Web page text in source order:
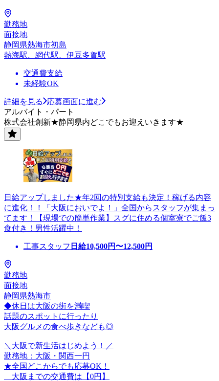
勤務地
面接地
静岡県熱海市初島
熱海駅、網代駅、伊豆多賀駅
交通費支給
未経験OK
詳細を見る
応募画面に進む
アルバイト・パート
株式会社創新★静岡県内どこでもお迎えいきます★
日給アップしました★年2回の特別支給も決定！稼げる内容
に進化！！「大阪においでよ！」全国からスタッフが集まっ
てます！【現場での簡単作業】スグに住める個室寮でご飯3
食付き！男性活躍中！
工事スタッフ 日給10,500円〜12,500円
勤務地
面接地
静岡県熱海市
◆休日は大阪の街を満喫
話題のスポットに行ったり
大阪グルメの食べ歩きなども◎
＼大阪で新生活はじめよう！／
勤務地：大阪・関西一円
★全国どこからでも応募OK！
大阪までの交通費は【0円】